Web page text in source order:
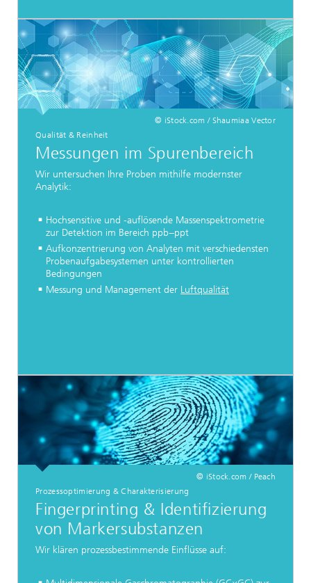
© iStock.com / Shaumiaa Vector
Qualität & Reinheit
Messungen im Spurenbereich
Wir untersuchen Ihre Proben mithilfe modernster
Analytik:
Hochsensitive und -auflösende Massenspektrometrie
zur Detektion im Bereich ppb−ppt
Aufkonzentrierung von Analyten mit verschiedensten
Probenaufgabesystemen unter kontrollierten
Bedingungen
Messung und Management der Luftqualität
© iStock.com / Peach
Prozessoptimierung & Charakterisierung
Fingerprinting & Identifizierung
von Markersubstanzen
Wir klären prozessbestimmende Einflüsse auf: